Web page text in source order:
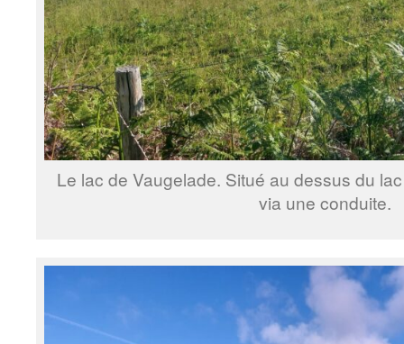
Le lac de Vaugelade. Situé au dessus du
via une conduite.